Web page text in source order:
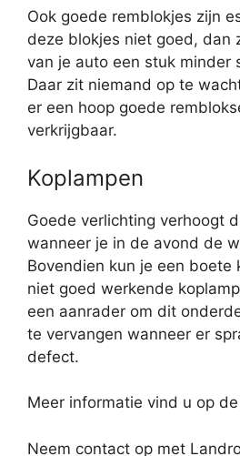
Ook goede remblokjes zijn
deze blokjes niet goed, dan
van je auto een stuk minder
Daar zit niemand op te
er een hoop goede
verkrijgbaar.
Koplampen
Goede verlichting verhoogt
wanneer je in de avond de
Bovendien kun je een boete
niet goed werkende
een aanrader om dit
te vervangen wanneer er
defect.
Meer informatie vind u op
Neem contact op met